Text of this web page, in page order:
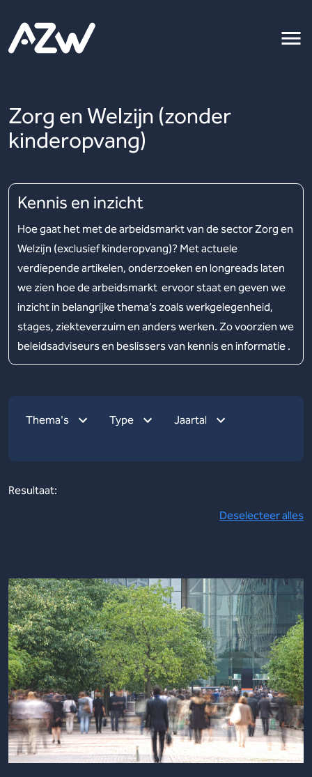
Zorg en Welzijn (zonder
kinderopvang)
Kennis en inzicht
Hoe gaat het met de arbeidsmarkt van de sector Zorg en
Welzijn (exclusief kinderopvang)? Met actuele
verdiepende artikelen, onderzoeken en longreads laten
we zien hoe de arbeidsmarkt ervoor staat en geven we
inzicht in belangrijke thema’s zoals werkgelegenheid,
stages, ziekteverzuim en anders werken. Zo voorzien we
beleidsadviseurs en beslissers van kennis en informatie .
Thema's Type Jaartal
Resultaat:
Deselecteer alles